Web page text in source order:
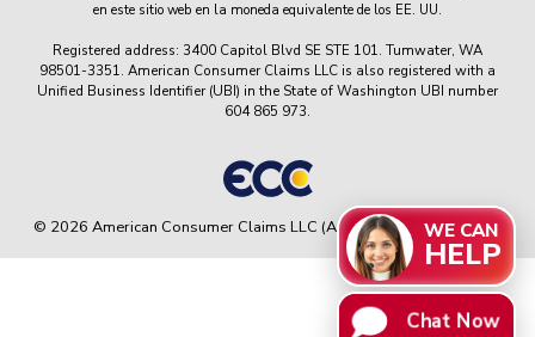
en este sitio web en la moneda equivalente de los EE. UU.
Registered address: 3400 Capitol Blvd SE STE 101. Tumwater, WA
98501-3351. American Consumer Claims LLC is also registered with a
Unified Business Identifier (UBI) in the State of Washington UBI number
604 865 973.
© 2026 American Consumer Claims LLC (ACC) All rights reserved.
WE CAN
HELP
Chat Now